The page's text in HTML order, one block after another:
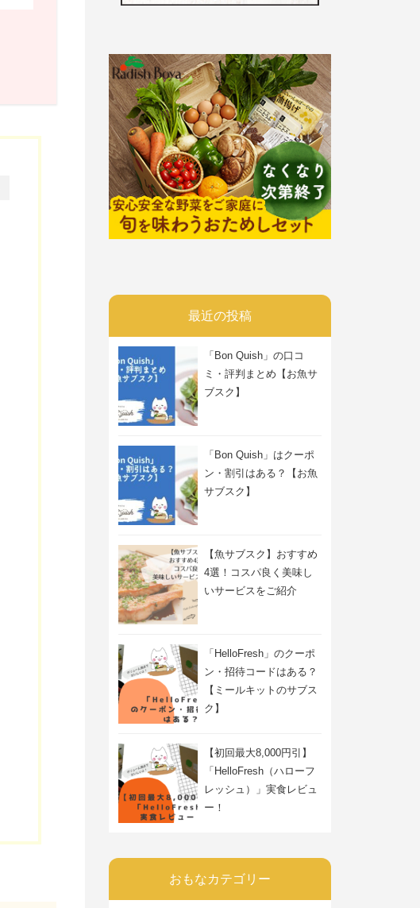
最近の投稿
「Bon Quish」の口コ
ミ・評判まとめ【お魚サ
ブスク】
「Bon Quish」はクーポ
ン・割引はある？【お魚
サブスク】
【魚サブスク】おすすめ
4選！コスパ良く美味し
いサービスをご紹介
「HelloFresh」のクーポ
ン・招待コードはある？
【ミールキットのサブス
ク】
【初回最大8,000円引】
「HelloFresh（ハローフ
レッシュ）」実食レビュ
ー！
おもなカテゴリー